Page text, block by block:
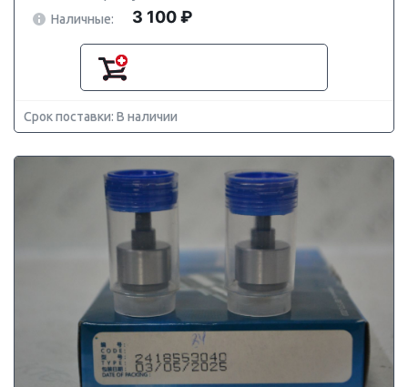
Наличные:
3 100 ₽
Срок поставки: В наличии